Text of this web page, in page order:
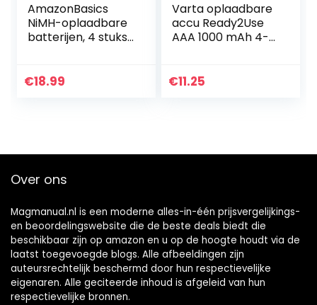
AmazonBasics
NiMH-oplaadbare
batterijen, 4 stuks
€18.99
Varta oplaadbare
accu Ready2Use
AAA 1000 mAh 4-
€11.25
Over ons
Magmanual.nl is een moderne alles-in-één prijsvergelijkings-
en beoordelingswebsite die de beste deals biedt die
beschikbaar zijn op amazon en u op de hoogte houdt via de
laatst toegevoegde blogs. Alle afbeeldingen zijn
auteursrechtelijk beschermd door hun respectievelijke
eigenaren. Alle geciteerde inhoud is afgeleid van hun
respectievelijke bronnen.